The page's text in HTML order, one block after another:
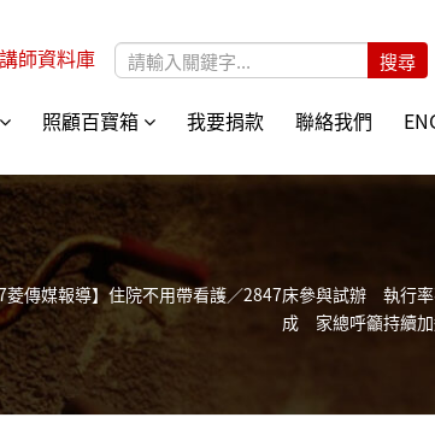
講師資料庫
搜尋表單
照顧百寶箱 我要捐款 聯絡我們
菱傳媒報導】住院不用帶看護／2847床參與試辦 執行
成 家總呼籲持續